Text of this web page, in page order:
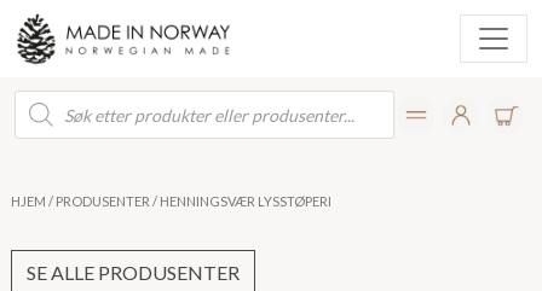
Products
search
HJEM / PRODUSENTER / HENNINGSVÆR LYSSTØPERI
SE ALLE PRODUSENTER